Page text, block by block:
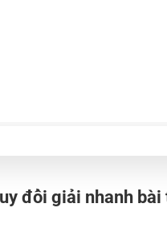
đổi giải nhanh bài